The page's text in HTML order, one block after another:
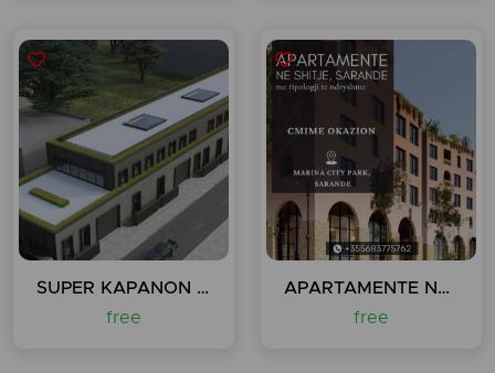
SUPER KAPANON PER QERA, KAMEZ
free
APARTAMENTE NE SHITJE, MARINA CITY PARK, SARANDE
free